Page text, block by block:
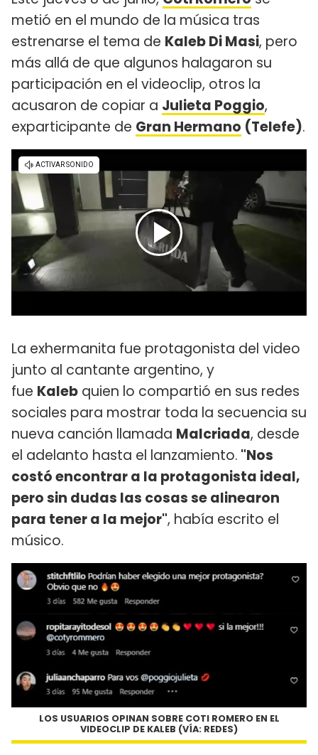
metió en el mundo de la música tras
estrenarse el tema de Kaleb Di Masi, pero
más allá de que algunos halagaron su
participación en el videoclip, otros la
acusaron de copiar a Julieta Poggio,
exparticipante de Gran Hermano (Telefe).
La exhermanita fue protagonista del video
junto al cantante argentino, y
fue Kaleb quien lo compartió en sus redes
sociales para mostrar toda la secuencia su
nueva canción llamada Malcriada, desde
el adelanto hasta el lanzamiento. "Nos
costó encontrar a la protagonista ideal,
pero sin dudas las cosas se alinearon
para tener a la mejor", había escrito el
músico.
LOS USUARIOS OPINAN SOBRE COTI ROMERO EN EL
VIDEOCLIP DE KALEB (VÍA: REDES)